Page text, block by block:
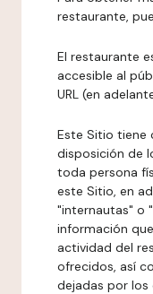
restaurante,
El restaurante
accesible al
URL (en
Este Sitio tiene
disposición de
toda persona
este Sitio, en
"internautas" o
información
actividad del
ofrecidos, así
dejadas por los